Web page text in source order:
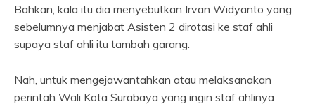
Bahkan, kala itu dia menyebutkan Irvan Widyanto yang
sebelumnya menjabat Asisten 2 dirotasi ke staf ahli
supaya staf ahli itu tambah garang.
Nah, untuk mengejawantahkan atau melaksanakan
perintah Wali Kota Surabaya yang ingin staf ahlinya